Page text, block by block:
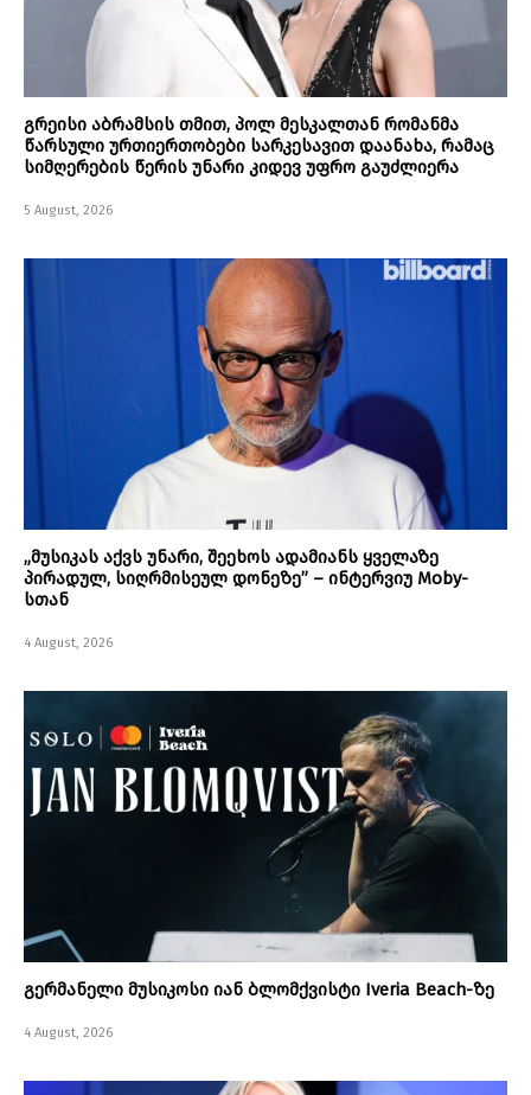
გრეისი აბრამსის თმით, პოლ მესკალთან რომანმა
წარსული ურთიერთობები სარკესავით დაანახა, რამაც
სიმღერების წერის უნარი კიდევ უფრო გაუძლიერა
5 August, 2026
„მუსიკას აქვს უნარი, შეეხოს ადამიანს ყველაზე
პირადულ, სიღრმისეულ დონეზე” – ინტერვიუ Moby-
სთან
4 August, 2026
გერმანელი მუსიკოსი იან ბლომქვისტი Iveria Beach-ზე
4 August, 2026